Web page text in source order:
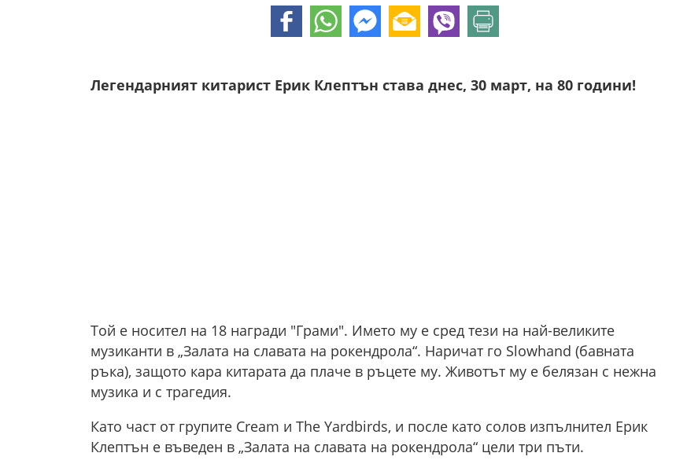
Легендарният китарист Ерик Клептън става днес, 30 март, на 80 години!
Той е носител на 18 награди "Грами". Името му е сред тези на най-великите
музиканти в „Залата на славата на рокендрола“. Наричат го Slowhand (бавната
ръка), защото кара китарата да плаче в ръцете му. Животът му е белязан с нежна
музика и с трагедия.
Като част от групите Cream и The Yardbirds, и после като солов изпълнител Ерик
Клептън е въведен в „Залата на славата на рокендрола“ цели три пъти.